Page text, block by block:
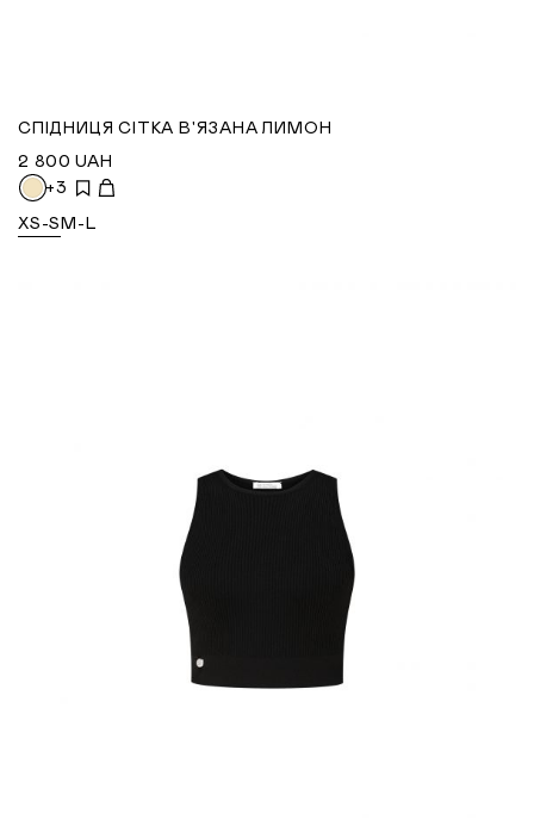
СПІДНИЦЯ СІТКА В'ЯЗАНА ЛИМОН
2 800 UAH
+3
XS-S M-L